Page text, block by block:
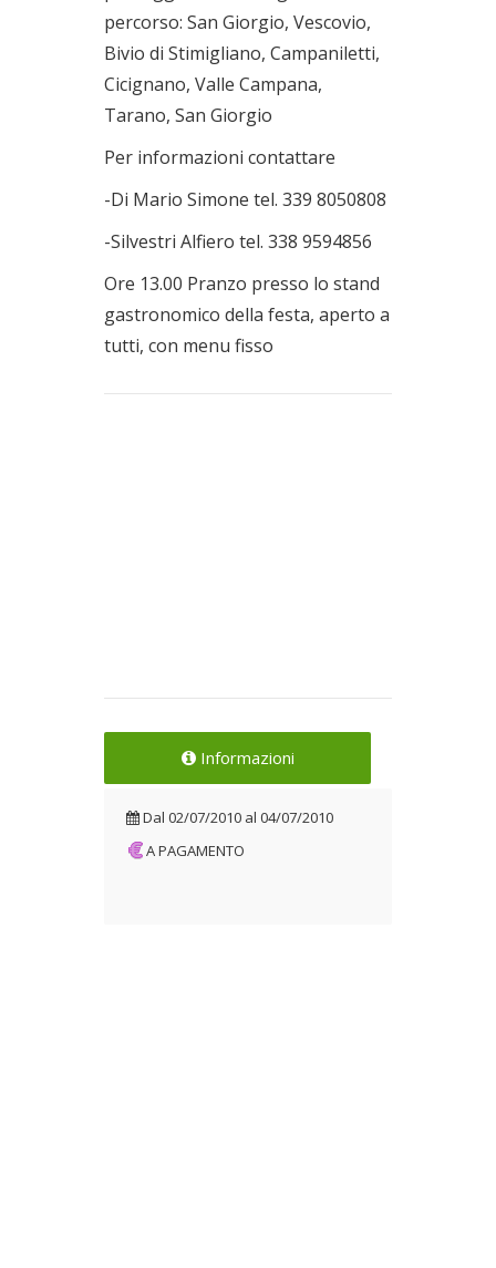
percorso: San Giorgio, Vescovio,
Bivio di Stimigliano, Campaniletti,
Cicignano, Valle Campana,
Tarano, San Giorgio
Per informazioni contattare
-Di Mario Simone tel. 339 8050808
-Silvestri Alfiero tel. 338 9594856
Ore 13.00 Pranzo presso lo stand
gastronomico della festa, aperto a
tutti, con menu fisso
Informazioni
Dal 02/07/2010 al 04/07/2010
A PAGAMENTO